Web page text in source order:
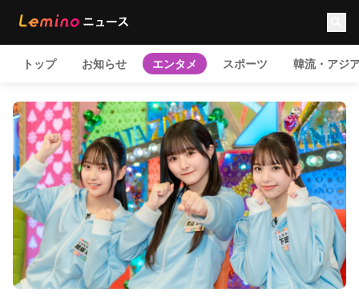
トップ お知らせ エンタメ スポーツ 韓流・アジ